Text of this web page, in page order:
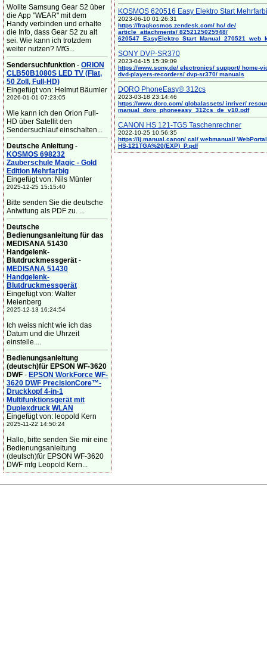
Wollte Samsung Gear S2 über
die App "WEAR" mit dem
Handy verbinden und erhalte
die Info, dass Gear S2 zu alt
sei. Wie kann ich trotzdem
weiter nutzen? MfG...
Sendersuchfunktion - ORION
CLB50B1080S LED TV (Flat,
50 Zoll, Full-HD)
Eingefügt von: Helmut Bäumler
2026-01-01 07:23:05
Wie kann ich den Orion Full-
HD über Satellit den
Sendersuchlauf einschalten...
Deutsche Anleitung -
KOSMOS 698232
Zauberschule Magic - Gold
Edition Mehrfarbig
Eingefügt von: Nils Münter
2025-12-25 15:15:40
Bitte senden Sie die deutsche
Anlwitung als PDF zu. ...
Deutsche
Bedienungsanleitung für das
MEDISANA 51430
Handgelenk-
Blutdruckmessgerät -
MEDISANA 51430
Handgelenk-
Blutdruckmessgerät
Eingefügt von: Walter
Meienberg
2025-12-13 16:24:54
Ich weiss nicht wie ich das
Datum und die Uhrzeit
einstelle....
Bedienungsanleitung
(deutsch)für EPSON WF-3620
DWF - EPSON WorkForce WF-
3620 DWF PrecisionCore™-
Druckkopf 4-in-1
Multifunktionsgerät mit
Duplexdruck WLAN
Eingefügt von: leopold Kern
2025-11-22 14:50:24
Hallo, bitte senden Sie mir eine
Bedienungsanleitung
(deutsch)für EPSON WF-3620
DWF mfg Leopold Kern...
KOSMOS 620516 Easy Elektro Start
2023-06-10 01:26:31
https://fragkosmos.zendesk.com/ hc/ de/
article_attachments/ 8252125025948/
SONY DVP-SR370
2023-04-15 15:39:09
https://www.sony.de/ electronics/ support/ home-
dvd-players-recorders/ dvp-sr370/ manuals
DORO PhoneEasy® 312cs
2023-03-18 23:14:46
https://www.doro.com/ globalassets/ inriver/
manual_doro_phoneeasy_312cs_de_v10.pdf
CANON HS 121-TGS Taschenrechner
2022-10-25 10:56:35
https://ij.manual.canon/ cal/ webmanual/
HS-121TGA%20(EXP)_P.pdf